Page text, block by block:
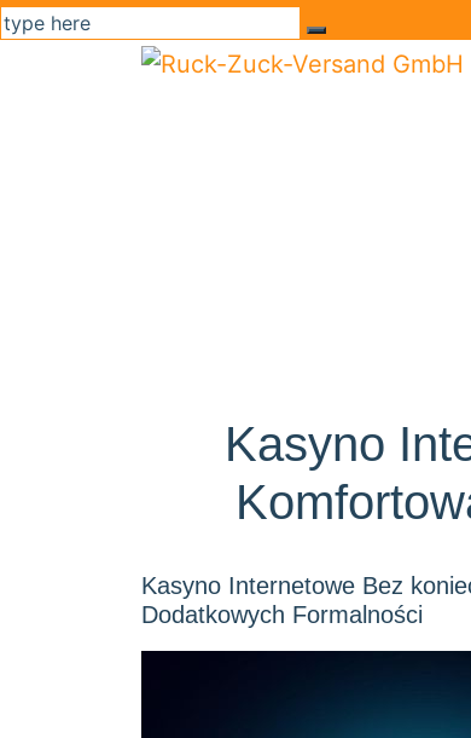
Kasyno
Kasyno Internetowe Bez
Dodatkowych Formalności